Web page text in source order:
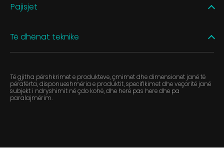
Pajisjet
Të dhënat teknike
Të gjitha përshkrimet e produkteve, çmimet dhe dimensionet janë të
përafërta, disponueshmëria e produktit, specifikimet dhe veçoritë janë
subjekt i ndryshimit në çdo kohë, dhe herë pas here dhe pa
paralajmërim.